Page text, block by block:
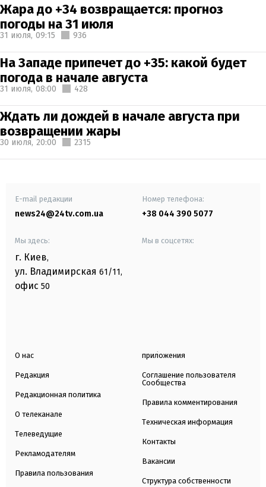
Жара до +34 возвращается: прогноз
погоды на 31 июля
31 июля, 09:15 936
На Западе припечет до +35: какой будет
погода в начале августа
31 июля, 08:00 428
Ждать ли дождей в начале августа при
возвращении жары
30 июля, 20:00 2315
E-mail редакции
news24@24tv.com.ua
Номер телефона:
+38 044 390 5077
Мы здесь:
г. Киев,
ул. Владимирская 61/11,
офис 50
Мы в соцсетях:
О нас
Редакция
Редакционная политика
О телеканале
Телеведущие
Рекламодателям
Правила пользования
приложения
Соглашение пользователя
Сообщества
Правила комментирования
Техническая информация
Контакты
Вакансии
Структура собственности